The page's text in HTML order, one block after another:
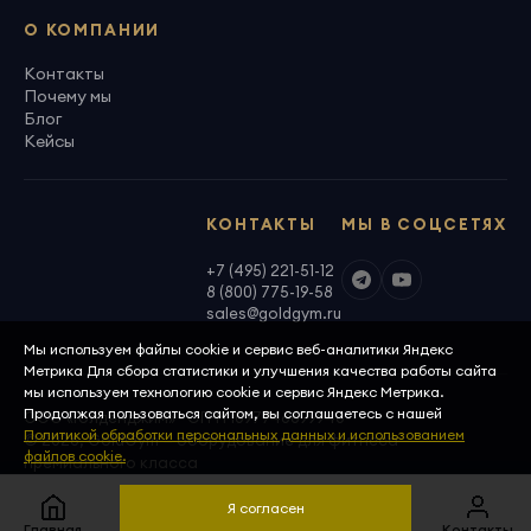
О КОМПАНИИ
Контакты
Почему мы
Блог
Кейсы
МЫ В СОЦСЕТЯХ
КОНТАКТЫ
+7 (495) 221-51-12
8 (800) 775-19-58
sales@goldgym.ru
ООО «Голденджим» · ОГРН 1097746699940
© 2026, GoldGym — оборудование для фитнеса
премиального класса
Политика конфиденциальности
Скачать реквизиты
Мы используем файлы cookie и сервис веб-аналитики Яндекс
Метрика Для сбора статистики и улучшения качества работы сайта
мы используем технологию cookie и сервис Яндекс Метрика.
Продолжая пользоваться сайтом, вы соглашаетесь с нашей
Политикой обработки персональных данных и использованием
файлов cookie.
Я согласен